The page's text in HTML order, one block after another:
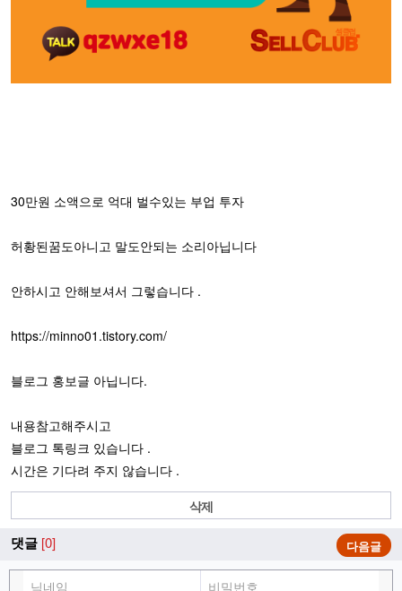
30만원 소액으로 억대 벌수있는 부업 투자
허황된꿈도아니고 말도안되는 소리아닙니다
안하시고 안해보셔서 그렇습니다 .
https://minno01.tistory.com/
블로그 홍보글 아닙니다.
내용참고해주시고
블로그 톡링크 있습니다 .
시간은 기다려 주지 않습니다 .
삭제
댓글 [0] 다음글